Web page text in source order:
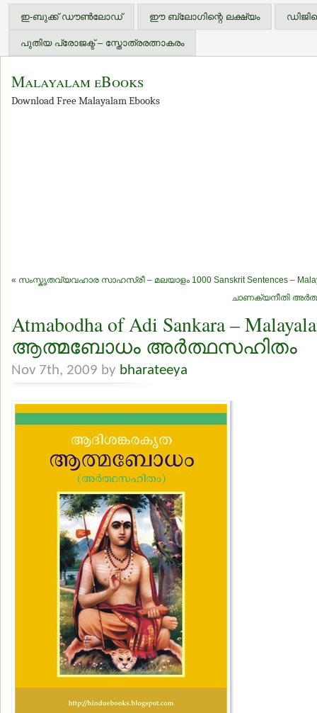
ഇ-ബുക്ക് ഡൗണ്‍ലോഡ് ഈ ബ്ലോഗിന്റെ ലക്ഷ്യം
പുതിയ പ്രോജക്ട് – സ്തോത്രരത്നാകരം
Malayalam eBooks
Download Free Malayalam Ebooks
« സംസ്കൃതവ്യവഹാര സാഹസ്രീ – മലയാളം 1000 Sanskrit Sentences –
ചാണക്യനീതി
Atmabodha of Adi Sankara –
ആത്മബോധം അര്‍ത്ഥസഹിതം
Nov 7th, 2009 by bharateeya